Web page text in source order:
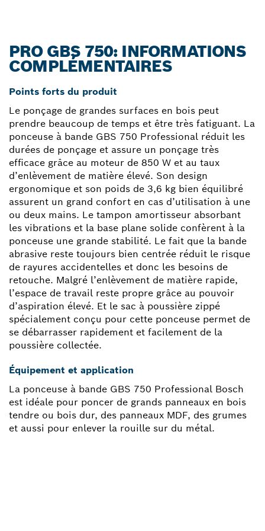
PRO GBS 750: INFORMATIONS
COMPLÉMENTAIRES
Points forts du produit
Le ponçage de grandes surfaces en bois peut
prendre beaucoup de temps et être très fatiguant. La
ponceuse à bande GBS 750 Professional réduit les
durées de ponçage et assure un ponçage très
efficace grâce au moteur de 850 W et au taux
d’enlèvement de matière élevé. Son design
ergonomique et son poids de 3,6 kg bien équilibré
assurent un grand confort en cas d’utilisation à une
ou deux mains. Le tampon amortisseur absorbant
les vibrations et la base plane solide confèrent à la
ponceuse une grande stabilité. Le fait que la bande
abrasive reste toujours bien centrée réduit le risque
de rayures accidentelles et donc les besoins de
retouche. Malgré l’enlèvement de matière rapide,
l’espace de travail reste propre grâce au pouvoir
d’aspiration élevé. Et le sac à poussière zippé
spécialement conçu pour cette ponceuse permet de
se débarrasser rapidement et facilement de la
poussière collectée.
Équipement et application
La ponceuse à bande GBS 750 Professional Bosch
est idéale pour poncer de grands panneaux en bois
tendre ou bois dur, des panneaux MDF, des grumes
et aussi pour enlever la rouille sur du métal.